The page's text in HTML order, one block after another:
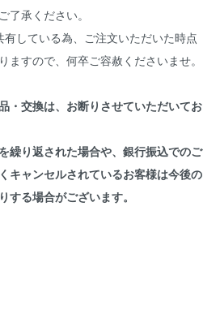
了承ください。
している為、ご注文いただいた時点
ますので、何卒ご容赦くださいませ。
・交換は、お断りさせていただいてお
繰り返された場合や、銀行振込でのご
キャンセルされているお客様は今後の
する場合がございます。